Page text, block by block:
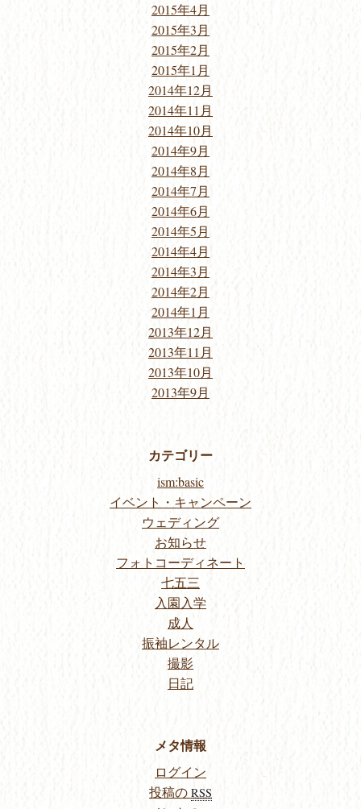
2015年4月
2015年3月
2015年2月
2015年1月
2014年12月
2014年11月
2014年10月
2014年9月
2014年8月
2014年7月
2014年6月
2014年5月
2014年4月
2014年3月
2014年2月
2014年1月
2013年12月
2013年11月
2013年10月
2013年9月
カテゴリー
ism:basic
イベント・キャンペーン
ウェディング
お知らせ
フォトコーディネート
七五三
入園入学
成人
振袖レンタル
撮影
日記
メタ情報
ログイン
投稿の RSS